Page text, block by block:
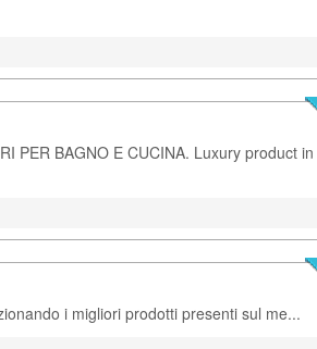
PER BAGNO E CUCINA. Luxury product
i migliori prodotti presenti sul me...